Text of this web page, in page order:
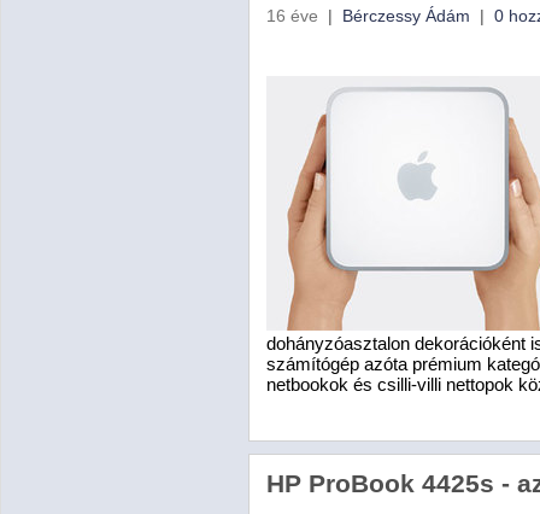
16 éve | Bérczessy Ádám | 0
dohányzóasztalon dekorációként
számítógép azóta prémium
netbookok és csilli-villi nettopok
HP ProBook 4425s -